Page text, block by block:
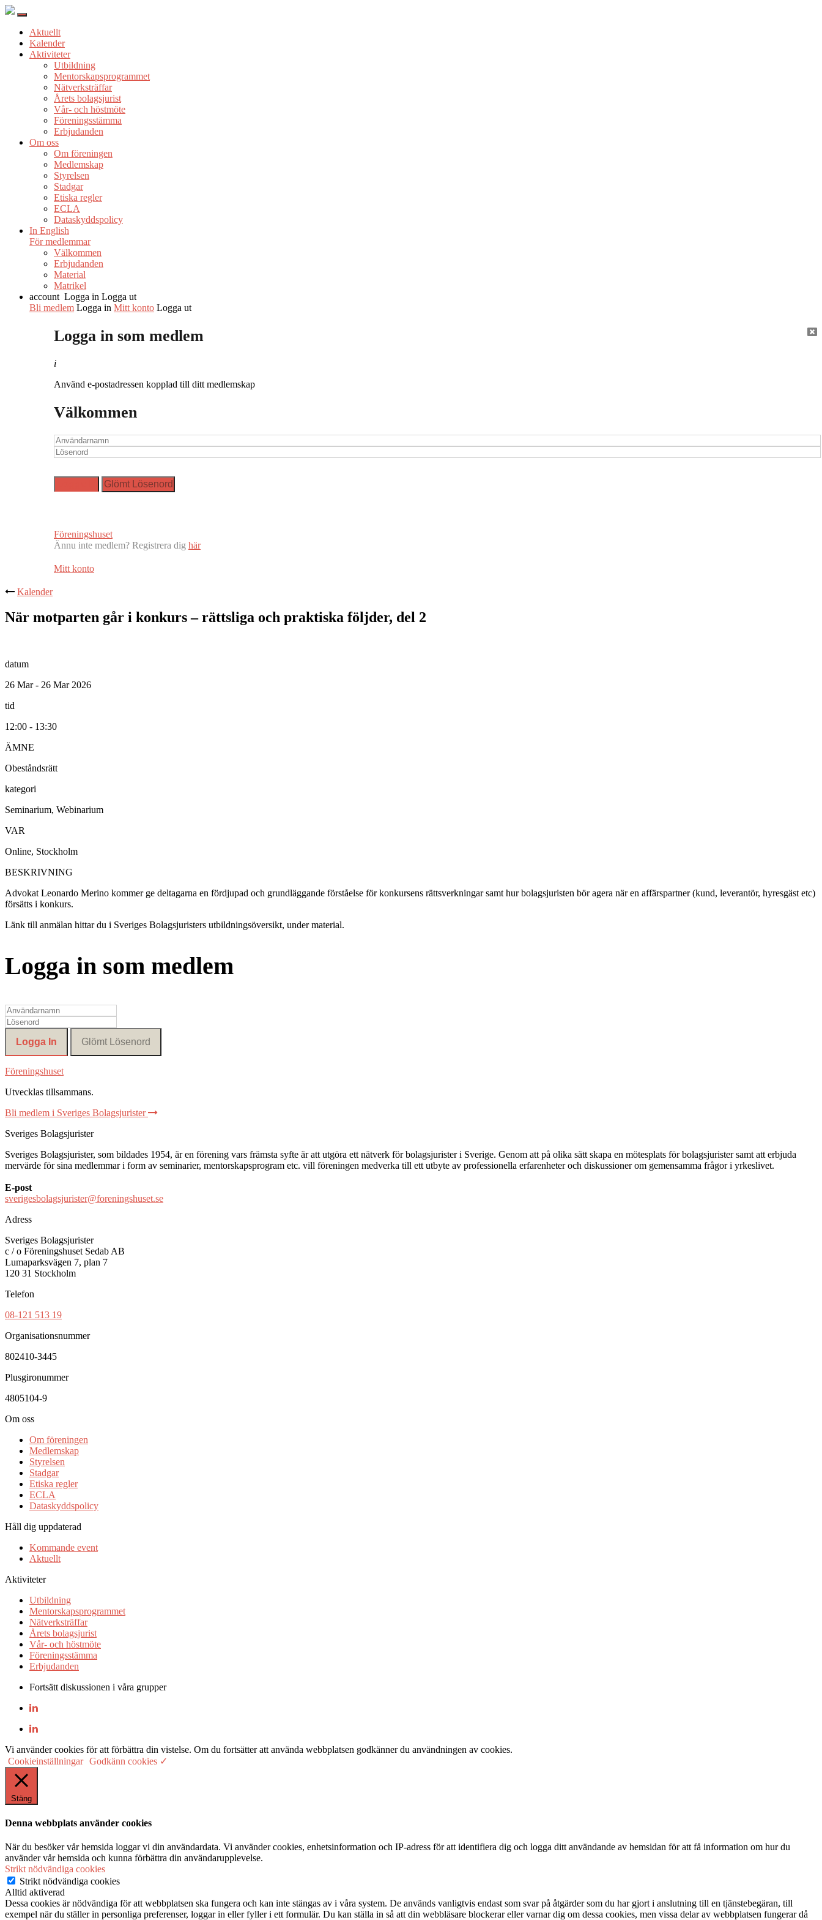
Aktuellt
Kalender
Aktiviteter
Utbildning
Mentorskapsprogrammet
Nätverksträffar
Årets bolagsjurist
Vår- och höstmöte
Föreningsstämma
Erbjudanden
Om oss
Om föreningen
Medlemskap
Styrelsen
Stadgar
Etiska regler
ECLA
Dataskyddspolicy
In English
För medlemmar
Välkommen
Erbjudanden
Material
Matrikel
account Logga in Logga ut
Bli medlem Logga in Mitt konto Logga ut
Logga in som medlem
i
Använd e-postadressen kopplad till ditt medlemskap
Välkommen
Föreningshuset
Ännu inte medlem? Registrera dig här
Mitt konto
Kalender
När motparten går i konkurs – rättsliga och praktiska följder, del 2
datum
26 Mar - 26 Mar 2026
tid
12:00 - 13:30
ÄMNE
Obeståndsrätt
kategori
Seminarium, Webinarium
VAR
Online, Stockholm
BESKRIVNING
Advokat Leonardo Merino kommer ge deltagarna en fördjupad och grundläggande förståelse för konkursens rättsverkningar samt hur bolagsjuristen bör agera när en affärspartner (kund, leverantör, hyresgäst etc)
försätts i konkurs.
Länk till anmälan hittar du i Sveriges Bolagsjuristers utbildningsöversikt, under material.
Logga in som medlem
Föreningshuset
Utvecklas tillsammans.
Bli medlem i Sveriges Bolagsjurister
Sveriges Bolagsjurister
Sveriges Bolagsjurister, som bildades 1954, är en förening vars främsta syfte är att utgöra ett nätverk för bolagsjurister i Sverige. Genom att på olika sätt skapa en mötesplats för bolagsjurister samt att erbjuda
mervärde för sina medlemmar i form av seminarier, mentorskapsprogram etc. vill föreningen medverka till ett utbyte av professionella erfarenheter och diskussioner om gemensamma frågor i yrkeslivet.
E-post
sverigesbolagsjurister@foreningshuset.se
Adress
Sveriges Bolagsjurister
c / o Föreningshuset Sedab AB
Lumaparksvägen 7, plan 7
120 31 Stockholm
Telefon
08-121 513 19
Organisationsnummer
802410-3445
Plusgironummer
4805104-9
Om oss
Om föreningen
Medlemskap
Styrelsen
Stadgar
Etiska regler
ECLA
Dataskyddspolicy
Håll dig uppdaterad
Kommande event
Aktuellt
Aktiviteter
Utbildning
Mentorskapsprogrammet
Nätverksträffar
Årets bolagsjurist
Vår- och höstmöte
Föreningsstämma
Erbjudanden
Fortsätt diskussionen i våra grupper
Vi använder cookies för att förbättra din vistelse. Om du fortsätter att använda webbplatsen godkänner du användningen av cookies.
Cookieinställningar Godkänn cookies ✓
Stäng
Denna webbplats använder cookies
När du besöker vår hemsida loggar vi din användardata. Vi använder cookies, enhetsinformation och IP-adress för att identifiera dig och logga ditt användande av hemsidan för att få information om hur du
använder vår hemsida och kunna förbättra din användarupplevelse.
Strikt nödvändiga cookies
Strikt nödvändiga cookies
Alltid aktiverad
Dessa cookies är nödvändiga för att webbplatsen ska fungera och kan inte stängas av i våra system. De används vanligtvis endast som svar på åtgärder som du har gjort i anslutning till en tjänstebegäran, till
exempel när du ställer in personliga preferenser, loggar in eller fyller i ett formulär. Du kan ställa in så att din webbläsare blockerar eller varnar dig om dessa cookies, men vissa delar av webbplatsen fungerar då